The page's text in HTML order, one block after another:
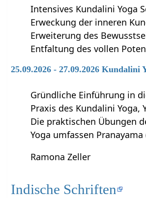
Intensives Kundalini Yoga
Erweckung der inneren
Erweiterung des
Entfaltung des vollen
25.09.2026 - 27.09.2026 Kundalini
Gründliche Einführung in
Praxis des Kundalini Yoga,
Die praktischen Übungen
Yoga umfassen Pranayama
Ramona Zeller
Indische Schriften